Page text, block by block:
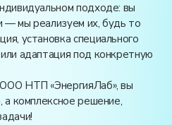
подходе: вы
мы реализуем их, будь то
установка специального
адаптация под конкретную
НТП «ЭнергияЛаб», вы
а комплексное решение,